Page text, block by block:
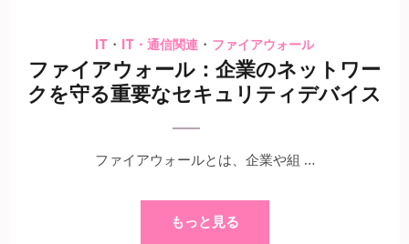
IT ・ IT・通信関連 ・ ファイアウォール
ファイアウォール：企業のネットワー
クを守る重要なセキュリティデバイス
ファイアウォールとは、企業や組 …
もっと見る